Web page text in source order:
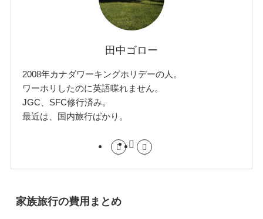
田中ゴロー
2008年カナダワーキングホリデーの人。
ワーホリしたのに英語喋れません。
JGC、SFC修行済み。
最近は、国内旅行ばかり。
家族旅行の費用まとめ